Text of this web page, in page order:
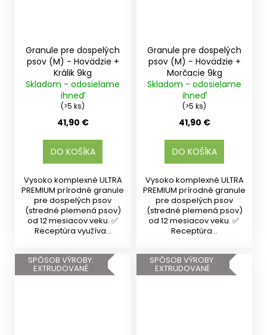
Granule pre dospelých
psov (M) - Hovädzie +
Králik 9kg
Skladom - odosielame
ihneď
(>5 ks)
41,90 €
DO KOŠÍKA
Vysoko komplexné ULTRA
PREMIUM prírodné granule
pre dospelých psov
(stredné plemená psov)
od 12 mesiacov veku. ✅
Receptúra využíva...
Granule pre dospelých
psov (M) - Hovädzie +
Morčacie 9kg
Skladom - odosielame
ihneď
(>5 ks)
41,90 €
DO KOŠÍKA
Vysoko komplexné ULTRA
PREMIUM prírodné granule
pre dospelých psov
(stredné plemená psov)
od 12 mesiacov veku. ✅
Receptúra...
SPÔSOB VÝROBY:
EXTRUDOVANÉ
SPÔSOB VÝROBY:
EXTRUDOVANÉ